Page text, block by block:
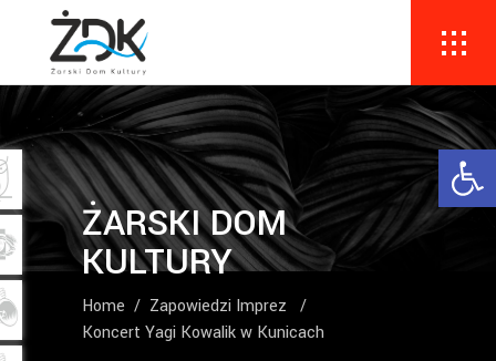
ŻARSKI DOM
KULTURY
Home / Zapowiedzi Imprez
/
Koncert Yagi Kowalik w Kunicach